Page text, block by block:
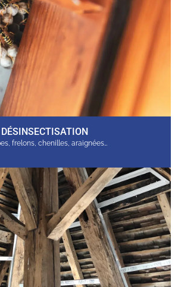
DÉSINSECTISATION
frelons, chenilles, araignées…